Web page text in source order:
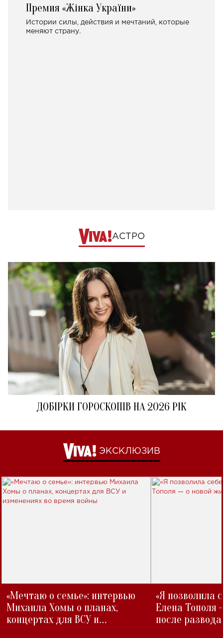
Премия «Жінка України»
Истории силы, действия и мечтаний, которые
меняют страну.
АСТРО
ДОБІРКИ ГОРОСКОПІВ НА 2026 РІК
ЭКСКЛЮЗИВ
«Мечтаю о семье»: интервью
Михаила Хомы о планах,
концертах для ВСУ и
«Я позволила
Елена Тополя
после развода